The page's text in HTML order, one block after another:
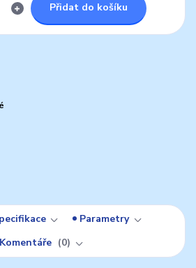
Přidat do košíku
Parametry
Komentáře
0